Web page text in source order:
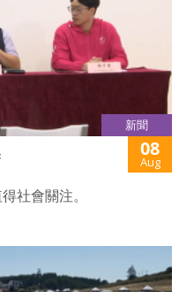
新聞
08
Aug
社會關注。